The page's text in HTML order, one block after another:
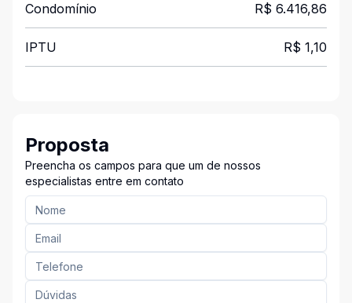
Condomínio R$ 6.416,86
IPTU R$ 1,10
Proposta
Preencha os campos para que um de nossos
especialistas entre em contato